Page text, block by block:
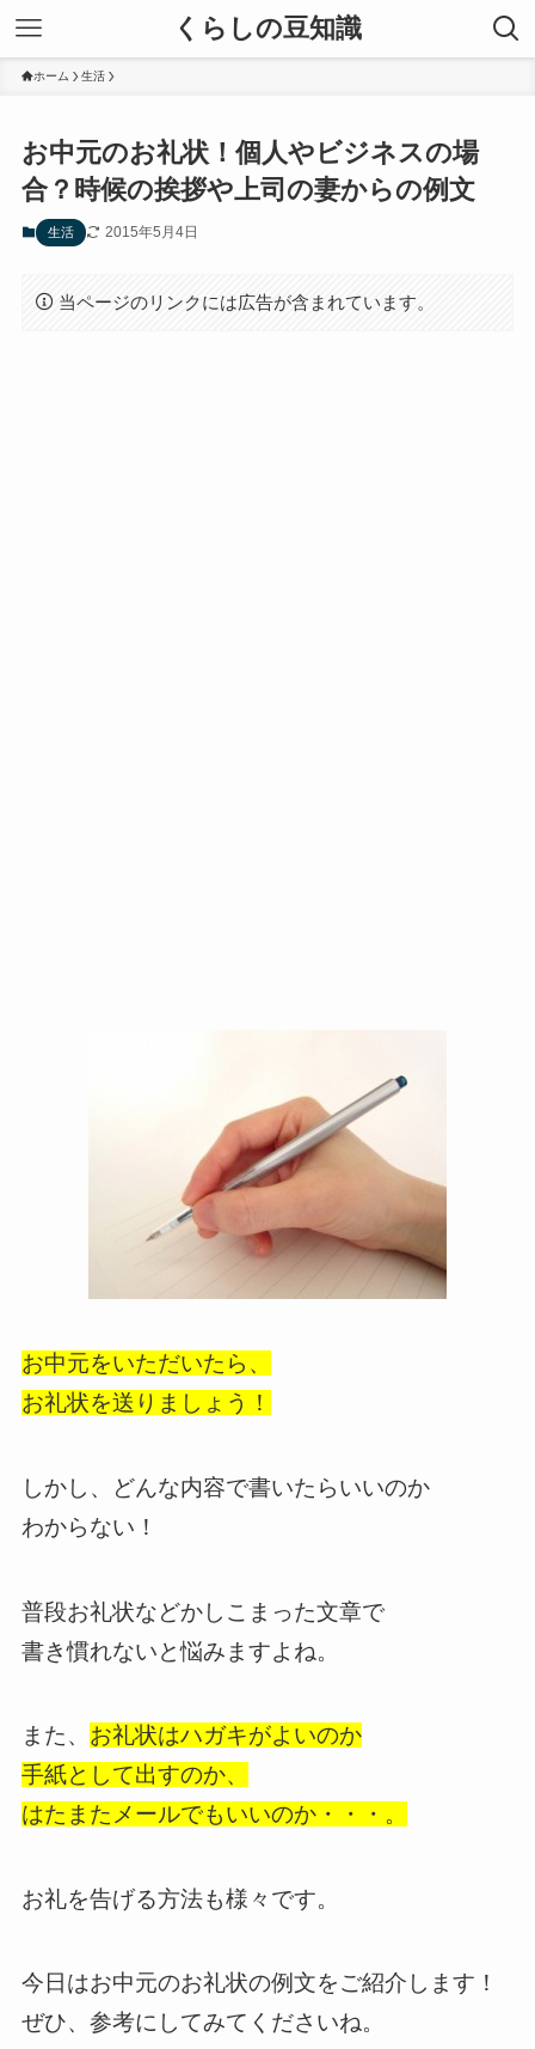
くらしの豆知識
ホーム 生活
お中元のお礼状！個人やビジネスの場
合？時候の挨拶や上司の妻からの例文
生活 2015年5月4日
当ページのリンクには広告が含まれています。
お中元をいただいたら、
お礼状を送りましょう！
しかし、どんな内容で書いたらいいのか
わからない！
普段お礼状などかしこまった文章で
書き慣れないと悩みますよね。
また、 お礼状はハガキがよいのか
手紙として出すのか、
はたまたメールでもいいのか・・・。
お礼を告げる方法も様々です。
今日はお中元のお礼状の例文をご紹介します！
ぜひ、参考にしてみてくださいね。